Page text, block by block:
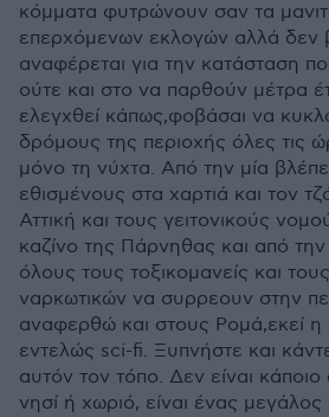
κόμματα φυτρώνουν σαν τα
επερχόμενων εκλογών αλλά δεν
αναφέρεται για την κατάσταση
ούτε και στο να παρθούν μέτρα
ελεγχθεί κάπως,φοβάσαι να
δρόμους της περιοχής όλες τις
μόνο τη νύχτα. Από την μία
εθισμένους στα χαρτιά και τον
Αττική και τους γειτονικούς
καζίνο της Πάρνηθας και από
όλους τους τοξικομανείς και
ναρκωτικών να συρρεουν στην
αναφερθώ και στους Ρομά,εκεί η
εντελώς sci-fi. Ξυπνήστε και
αυτόν τον τόπο. Δεν είναι
νησί ή χωριό, είναι ένας